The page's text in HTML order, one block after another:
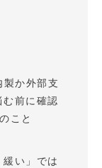
か外部支
前に確認
こと
緩い」では